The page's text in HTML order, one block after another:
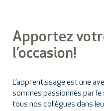
Apportez
l’occasion!
L’apprentissage est une
sommes passionnés par
tous nos collègues dans